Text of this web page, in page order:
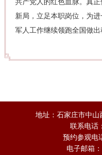
共产党人的红色血脉。真
新局，立足本职岗位，为
军人工作继续领跑全国做出
地址：石家庄市中山
联系电话
预约参观电
电子邮箱